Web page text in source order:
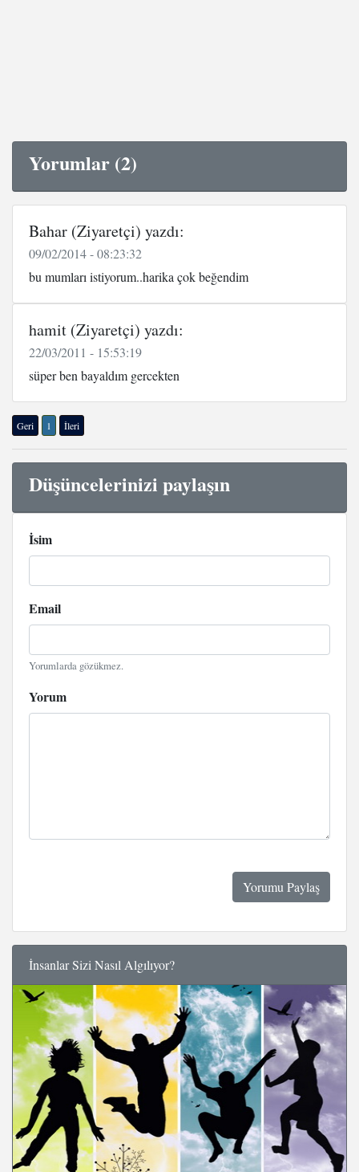
Yorumlar (2)
Bahar (Ziyaretçi) yazdı:
09/02/2014 - 08:23:32
bu mumları istiyorum..harika çok beğendim
hamit (Ziyaretçi) yazdı:
22/03/2011 - 15:53:19
süper ben bayaldım gercekten
Geri 1 İleri
Düşüncelerinizi paylaşın
İsim
Email
Yorumlarda gözükmez.
Yorum
İnsanlar Sizi Nasıl Algılıyor?